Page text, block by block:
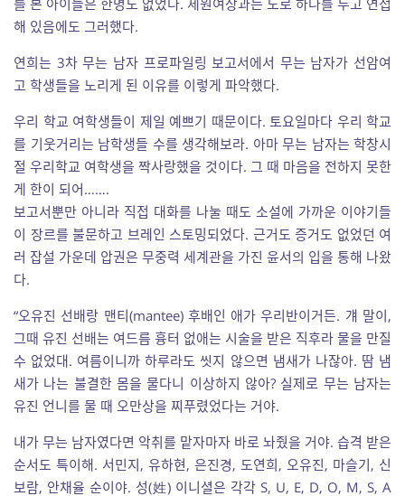
를 본 아이들은 한명도 없었다. 세원여상과는 도로 하나를 두고 연접
해 있음에도 그러했다.
연희는 3차 무는 남자 프로파일링 보고서에서 무는 남자가 선암여
고 학생들을 노리게 된 이유를 이렇게 파악했다.
우리 학교 여학생들이 제일 예쁘기 때문이다. 토요일마다 우리 학교
를 기웃거리는 남학생들 수를 생각해보라. 아마 무는 남자는 학창시
절 우리학교 여학생을 짝사랑했을 것이다. 그 때 마음을 전하지 못한
게 한이 되어…….
보고서뿐만 아니라 직접 대화를 나눌 때도 소설에 가까운 이야기들
이 장르를 불문하고 브레인 스토밍되었다. 근거도 증거도 없었던 여
러 잡설 가운데 압권은 무중력 세계관을 가진 윤서의 입을 통해 나왔
다.
“오유진 선배랑 맨티(mantee) 후배인 애가 우리반이거든. 걔 말이,
그때 유진 선배는 여드름 흉터 없애는 시술을 받은 직후라 물을 만질
수 없었대. 여름이니까 하루라도 씻지 않으면 냄새가 나잖아. 땀 냄
새가 나는 불결한 몸을 물다니 이상하지 않아? 실제로 무는 남자는
유진 언니를 물 때 오만상을 찌푸렸었다는 거야.
내가 무는 남자였다면 악취를 맡자마자 바로 놔줬을 거야. 습격 받은
순서도 특이해. 서민지, 유하현, 은진경, 도연희, 오유진, 마슬기, 신
보람, 안채율 순이야. 성(姓) 이니셜은 각각 S, U, E, D, O, M, S, A